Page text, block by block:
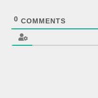
0 COMMENTS